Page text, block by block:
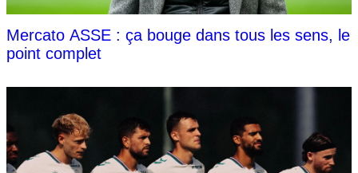
Mercato ASSE : ça bouge dans tous les sens, le
point complet